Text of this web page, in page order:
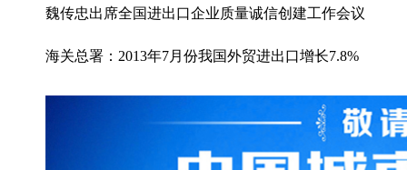
魏传忠出席全国进出口企业质量诚信创建工作会议
海关总署：2013年7月份我国外贸进出口增长7.8%